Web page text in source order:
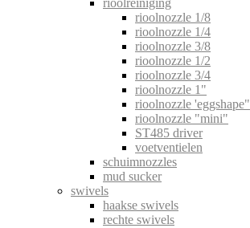
rioolreiniging
rioolnozzle 1/8
rioolnozzle 1/4
rioolnozzle 3/8
rioolnozzle 1/2
rioolnozzle 3/4
rioolnozzle 1"
rioolnozzle 'eggshape"
rioolnozzle "mini"
ST485 driver
voetventielen
schuimnozzles
mud sucker
swivels
haakse swivels
rechte swivels